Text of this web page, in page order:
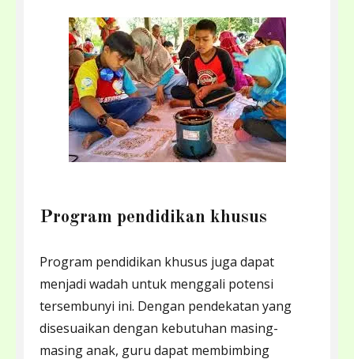
Program pendidikan khusus
Program pendidikan khusus juga dapat
menjadi wadah untuk menggali potensi
tersembunyi ini. Dengan pendekatan yang
disesuaikan dengan kebutuhan masing-
masing anak, guru dapat membimbing